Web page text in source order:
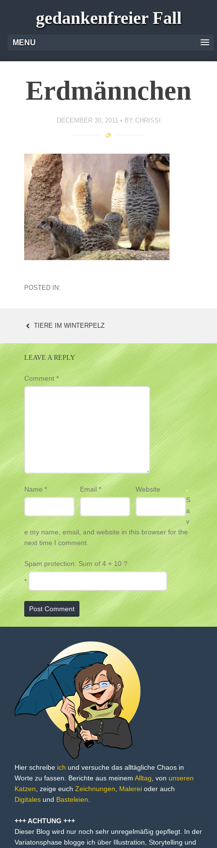
gedankenfreier Fall
MENU
Erdmännchen
DECEMBER 30, 2011 BY CHRISSI
POSTED IN:
POST
NAVIGATION
TIERE IM WINTERPELZ
LEAVE A REPLY
Comment*
Name* Email*
Website
S
a
v
e my name, email, and website in this browser for the
next time I comment.
Spam protection: Sum of 4 + 10 ?
*
Hier schreibe ich und versuche das alltägliche Chaos in
Worte zu fassen. Berichte aus meinem Alltag , von unseren
Katzen , zeige euch Zeichnungen Malerei oder auch
Digitales und Basteleien
+++ ACHTUNG +++
Dieser Blog wird nur noch sehr unregelmäßig gepflegt. In der
Variatonsphase blogge ich über Illustration, Storytelling und